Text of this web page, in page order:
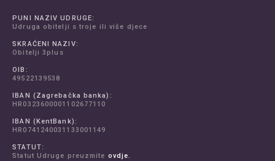
PUNI NAZIV UDRUGE:
Udruga obitelji s troje ili više djece
SKRAĆENI NAZIV:
Obitelji 3plus
OIB:
49522139538
IBAN (Zagrebačka banka):
HR0323600001102677110
IBAN (KentBank):
HR0741240031133001149
STATUT:
Statut Udruge preuzmite ovdje.